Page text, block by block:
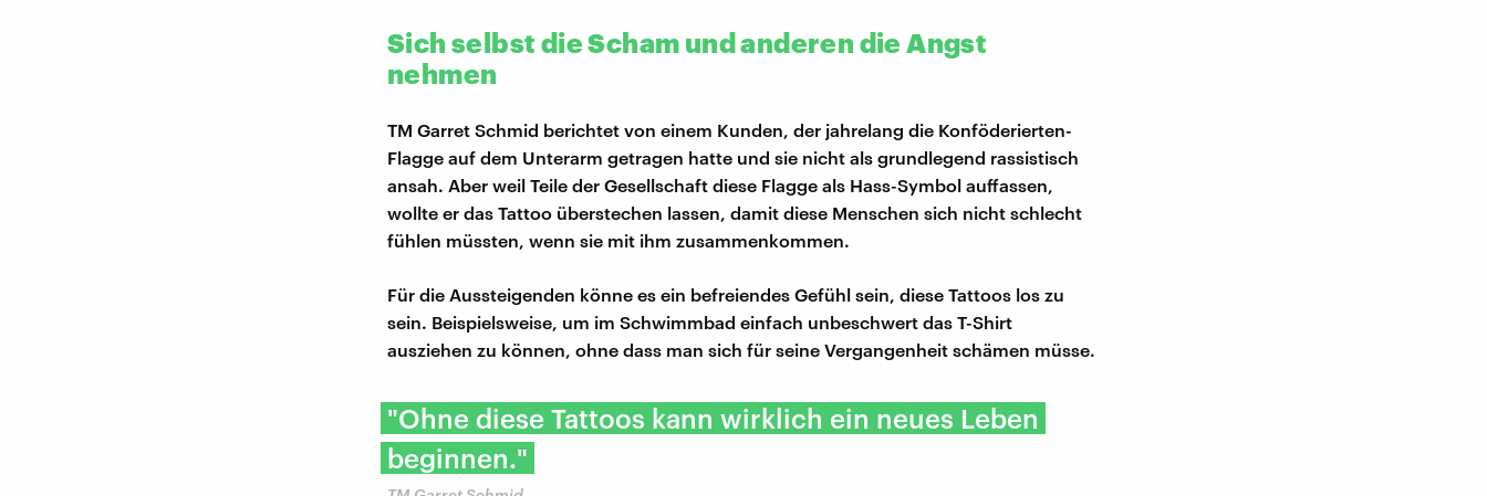
Sich selbst die Scham und anderen die Angst
nehmen
TM Garret Schmid berichtet von einem Kunden, der jahrelang die Konföderierten-
Flagge auf dem Unterarm getragen hatte und sie nicht als grundlegend rassistisch
ansah. Aber weil Teile der Gesellschaft diese Flagge als Hass-Symbol auffassen,
wollte er das Tattoo überstechen lassen, damit diese Menschen sich nicht schlecht
fühlen müssten, wenn sie mit ihm zusammenkommen.
Für die Aussteigenden könne es ein befreiendes Gefühl sein, diese Tattoos los zu
sein. Beispielsweise, um im Schwimmbad einfach unbeschwert das T-Shirt
ausziehen zu können, ohne dass man sich für seine Vergangenheit schämen müsse.
"Ohne diese Tattoos kann wirklich ein neues Leben
beginnen."